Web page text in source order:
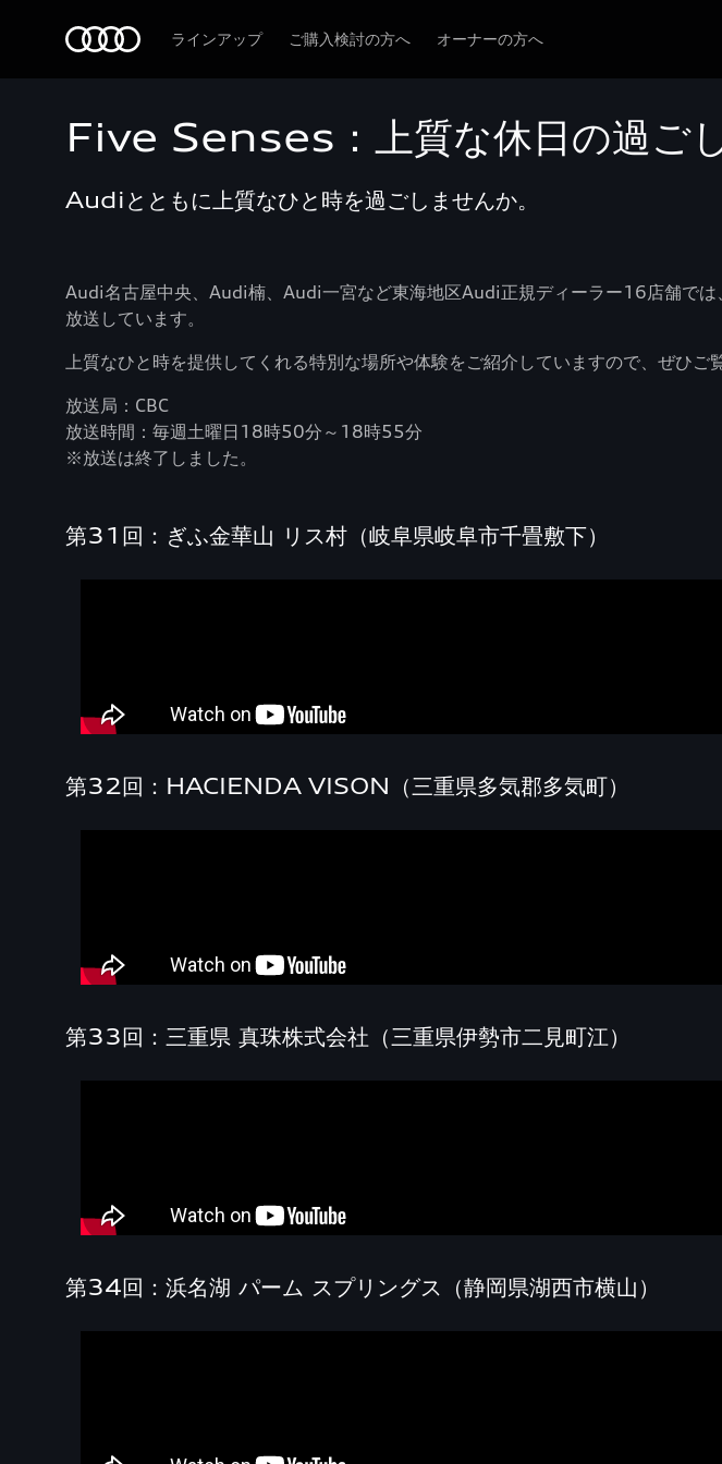
ラインアップ ご購入検討の方へ オーナーの方へ
Five Senses：上質な休日の過ご
Audiとともに上質なひと時を過ごしませんか。
Audi名古屋中央、Audi楠、Audi一宮など東海地区Audi正規ディーラー16店舗で
放送しています。
上質なひと時を提供してくれる特別な場所や体験をご紹介していますので、ぜひご
放送局：CBC
放送時間：毎週土曜日18時50分～18時55分
※放送は終了しました。
第31回：ぎふ金華山 リス村（岐阜県岐阜市千畳敷下）
第32回：HACIENDA VISON（三重県多気郡多気町）
第33回：三重県 真珠株式会社（三重県伊勢市二見町江）
第34回：浜名湖 パーム スプリングス（静岡県湖西市横山）